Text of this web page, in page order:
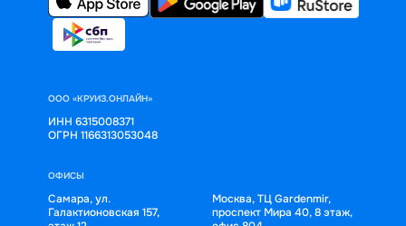
ООО «КРУИЗ.ОНЛАЙН»
ИНН 6315008371
ОГРН 1166313053048
ОФИСЫ
Самара, ул.
Галактионовская 157,
Москва, ТЦ Gardenmir,
проспект Мира 40, 8 этаж,